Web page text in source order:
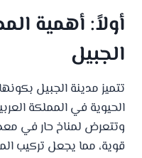
أولاً: أهمية
الجبيل
تتميز مدينة الجبيل
الحيوية في المملكة
وتتعرض لمناخ حار في
قوية، مما يجعل تركيب